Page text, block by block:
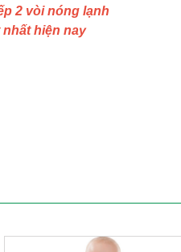
2 vòi nóng lạnh
hiện nay